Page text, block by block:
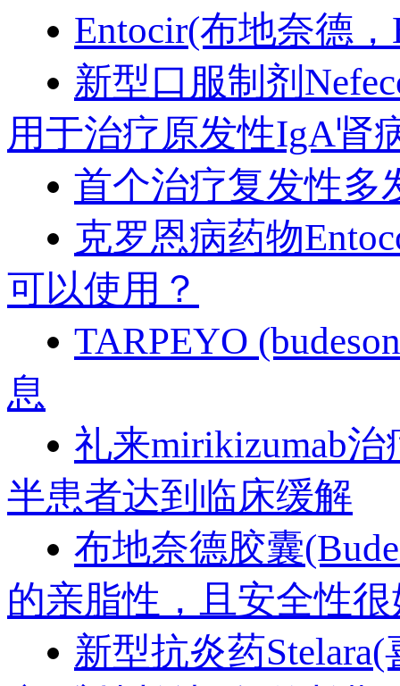
Entocir(布地奈德
新型口服制剂
用于治疗原发性IgA肾
首个治疗复发性多
克罗恩病药物
可以使用？
TARPEYO
息
礼来mirikizumab
半患者达到临床缓解
布地奈德胶囊
的亲脂性，且安全性很
新型抗炎药